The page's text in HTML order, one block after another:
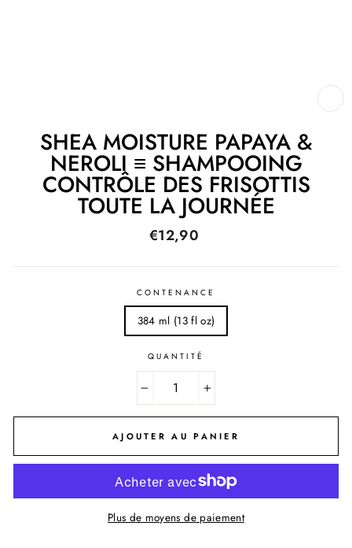
SHEA MOISTURE PAPAYA &
NEROLI ≡ SHAMPOOING
CONTRÔLE DES FRISOTTIS
TOUTE LA JOURNÉE
Prix
€12,90
CONTENANCE
384 ml (13 fl oz)
QUANTITÉ
+
AJOUTER AU PANIER
Plus de moyens de paiement